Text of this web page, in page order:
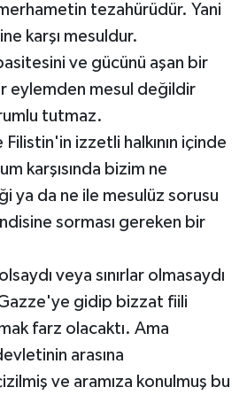
tezahürüdür. Yani
karşı mesuldur.
ve gücünü aşan bir
eylemden mesul değildir
tutmaz.
Filistin'in izzetli halkının içinde
karşısında bizim ne
ya da ne ile mesulüz sorusu
sorması gereken bir
veya sınırlar olmasaydı
gidip bizzat fiili
farz olacaktı. Ama
arasına
ve aramıza konulmuş bu